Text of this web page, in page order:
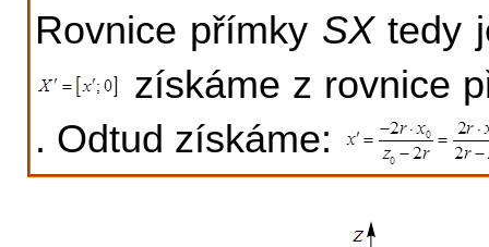
Rovnice přímky SXtedy
získáme z rovnice
. Odtud získáme: